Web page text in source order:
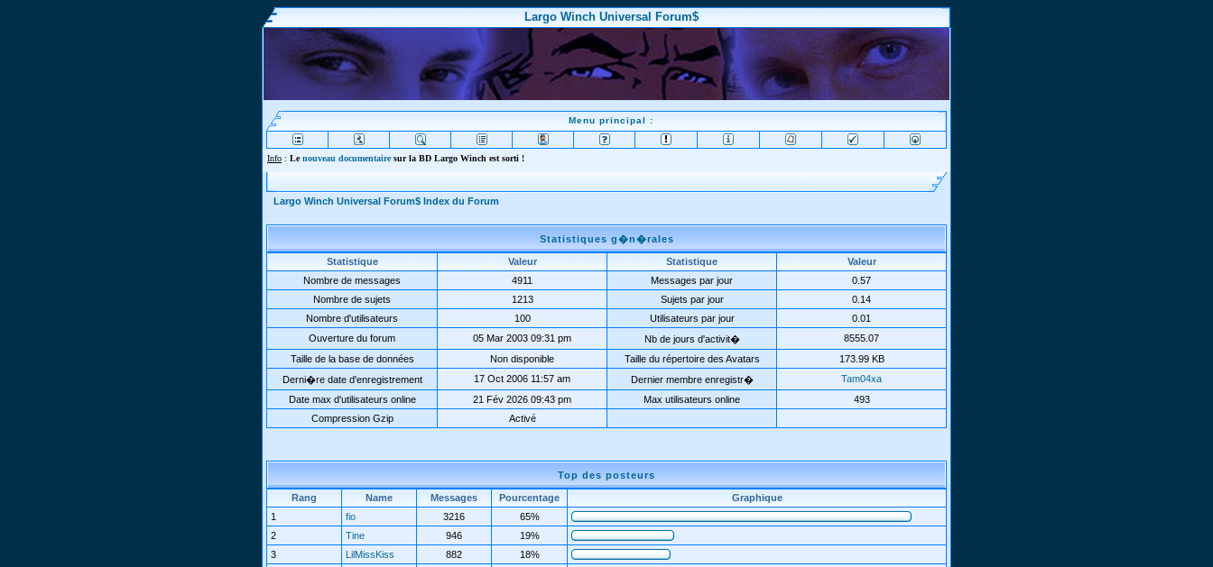
Largo Winch Universal Forum$
Menu principal :
Info : Lenouveau documentairesur la BD Largo Winch est sorti !
Largo Winch Universal Forum$ Index du Forum
Statistiques g�n�rales
Statistique Valeur Statistique
Valeur
Nombre de messages
4911 Messages par jour
0.57
Nombre de sujets
1213 Sujets par jour
0.14
Nombre d'utilisateurs
100 Utilisateurs par jour
0.01
Ouverture du forum
05 Mar 2003 09:31 pm Nb de jours d'activit�
8555.07
Taille de la base de données
Non disponible Taille du répertoire des Avatars
173.99 KB
Derni�re date d'enregistrement
17 Oct 2006 11:57 am Dernier membre enregistr�
Tam04xa
Date max d'utilisateurs online
21 Fév 2026 09:43 pm Max utilisateurs online
493
Compression Gzip
Activé
Top des posteurs
Rang Name Messages Pourcentage
Graphique
1
fio 3216
65%
2
Tine 946
19%
3
LilMissKiss 882
18%